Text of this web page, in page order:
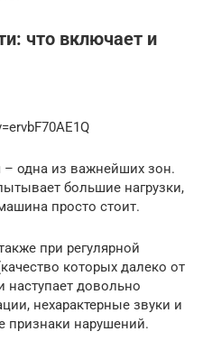
что включает и
– одна из важнейших зон.
большие нагрузки,
просто стоит.
при регулярной
которых далеко от
наступает довольно
нехарактерные звуки и
признаки нарушений.